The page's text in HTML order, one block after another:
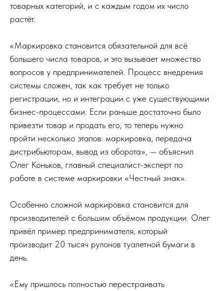
товарных категорий, и с каждым годом их число
растёт.
«Маркировка становится обязательной для всё
большего числа товаров, и это вызывает множество
вопросов у предпринимателей. Процесс внедрения
системы сложен, так как требует не только
регистрации, но и интеграции с уже существующими
бизнес-процессами. Если раньше достаточно было
привезти товар и продать его, то теперь нужно
пройти несколько этапов: маркировка, передача
дистрибьюторам, вывод из оборота», — объяснил
Олег Коньков, главный специалист-эксперт по
работе в системе маркировки «Честный знак».
Особенно сложной маркировка становится для
производителей с большим объёмом продукции. Олег
привёл пример предпринимателя, который
производит 20 тысяч рулонов туалетной бумаги в
день.
«Ему пришлось полностью перестраивать